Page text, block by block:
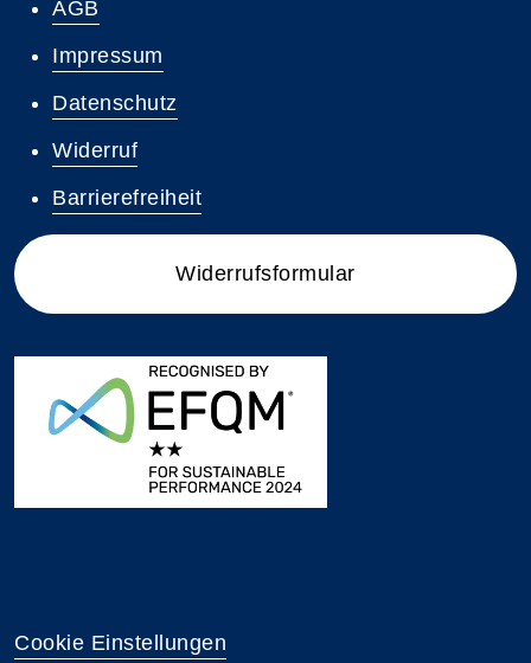
AGB
Impressum
Datenschutz
Widerruf
Barrierefreiheit
Widerrufsformular
Cookie Einstellungen